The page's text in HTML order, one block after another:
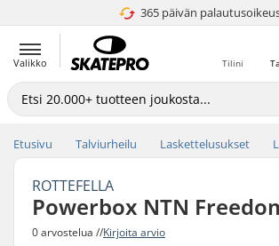
365 päivän4.8 / 5
Valikko Tilini
Etusivu Talviurheilu Laskettelusukset
ROTTEFELLA
Powerbox NTN
0 arvostelua //Kirjoita arvio